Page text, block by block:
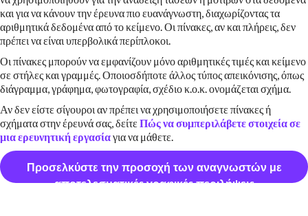
και για να κάνουν την έρευνα πιο ευανάγνωστη, διαχωρίζοντας τα
αριθμητικά δεδομένα από το κείμενο. Οι πίνακες, αν και πλήρεις, δεν
πρέπει να είναι υπερβολικά περίπλοκοι.
Οι πίνακες μπορούν να εμφανίζουν μόνο αριθμητικές τιμές και κείμενο
σε στήλες και γραμμές. Οποιοσδήποτε άλλος τύπος απεικόνισης, όπως
διάγραμμα, γράφημα, φωτογραφία, σχέδιο κ.ο.κ. ονομάζεται σχήμα.
Αν δεν είστε σίγουροι αν πρέπει να χρησιμοποιήσετε πίνακες ή
σχήματα στην έρευνά σας, δείτε Πώς να συμπεριλάβετε στοιχεία σε
μια ερευνητική εργασίαγια να μάθετε.
Προσελκύστε την προσοχή των αναγνωστών με
αποτελεσματικές γραφικές περιλήψεις